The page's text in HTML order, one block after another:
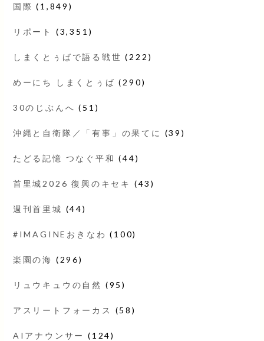
国際 (1,849)
リポート (3,351)
しまくとぅばで語る戦世 (222)
めーにち しまくとぅば (290)
30のじぶんへ (51)
沖縄と自衛隊／「有事」の果てに (39)
たどる記憶 つなぐ平和 (44)
首里城2026 復興のキセキ (43)
週刊首里城 (44)
#IMAGINEおきなわ (100)
楽園の海 (296)
リュウキュウの自然 (95)
アスリートフォーカス (58)
AIアナウンサー (124)